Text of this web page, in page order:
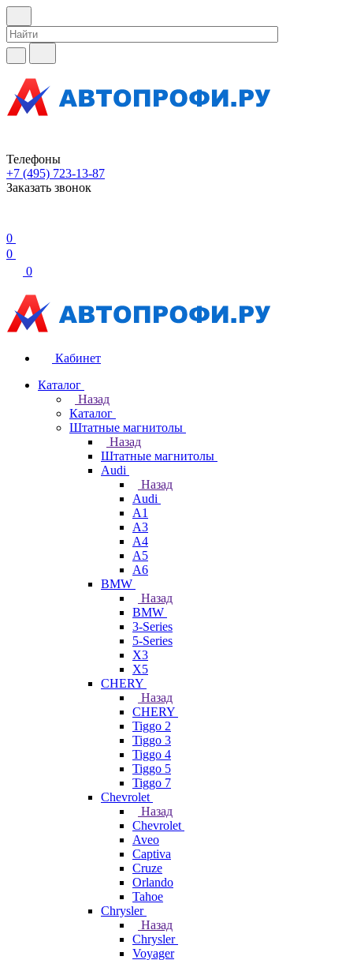
Телефоны
+7 (495) 723-13-87
Заказать звонок
0
0
0
Кабинет
Каталог
Назад
Каталог
Штатные магнитолы
Назад
Штатные магнитолы
Audi
Назад
Audi
A1
A3
A4
A5
A6
BMW
Назад
BMW
3-Series
5-Series
X3
X5
CHERY
Назад
CHERY
Tiggo 2
Tiggo 3
Tiggo 4
Tiggo 5
Tiggo 7
Chevrolet
Назад
Chevrolet
Aveo
Captiva
Cruze
Orlando
Tahoe
Chrysler
Назад
Chrysler
Voyager